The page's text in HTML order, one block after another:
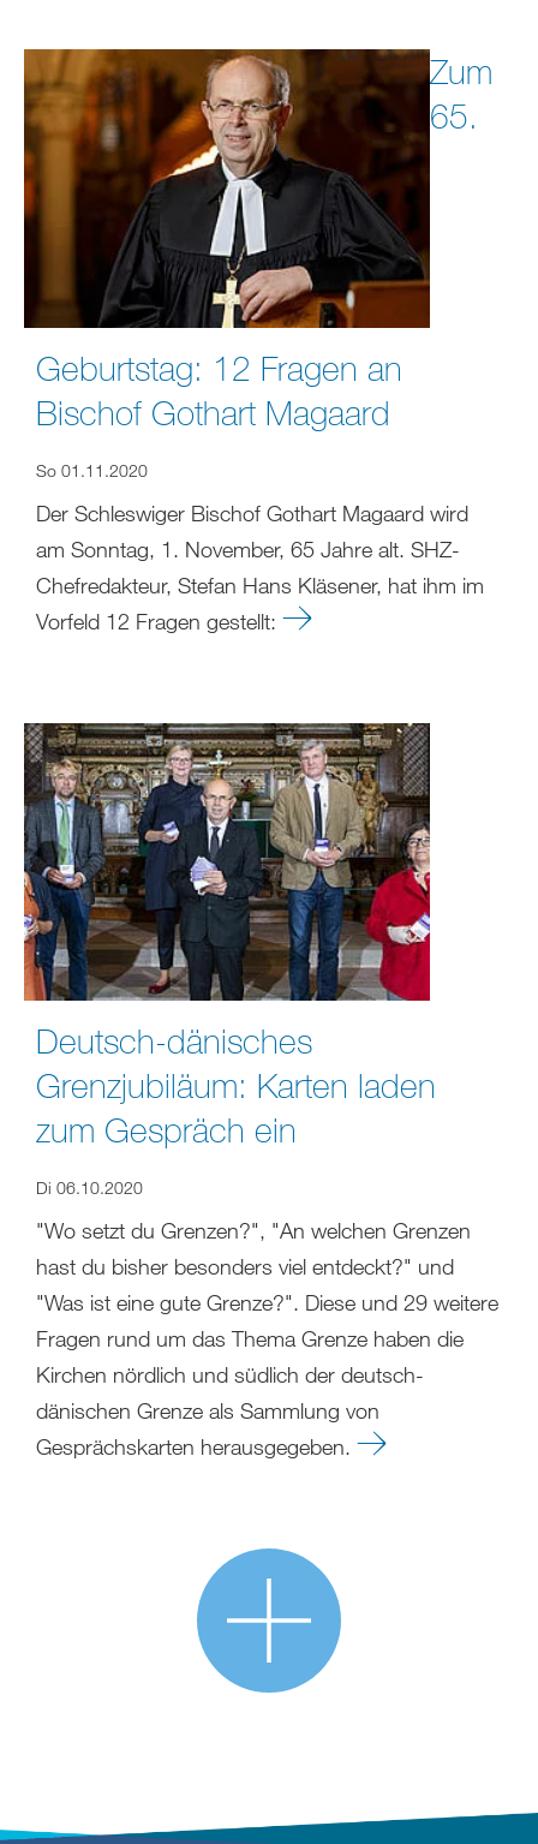
Zum
65.
Geburtstag: 12 Fragen an
Bischof Gothart Magaard
So 01.11.2020
Der Schleswiger Bischof Gothart Magaard wird
am Sonntag, 1. November, 65 Jahre alt. SHZ-
Chefredakteur, Stefan Hans Kläsener, hat ihm im
Vorfeld 12 Fragen gestellt:
Deutsch-dänisches
Grenzjubiläum: Karten laden
zum Gespräch ein
Di 06.10.2020
"Wo setzt du Grenzen?", "An welchen Grenzen
hast du bisher besonders viel entdeckt?" und
"Was ist eine gute Grenze?". Diese und 29 weitere
Fragen rund um das Thema Grenze haben die
Kirchen nördlich und südlich der deutsch-
dänischen Grenze als Sammlung von
Gesprächskarten herausgegeben.